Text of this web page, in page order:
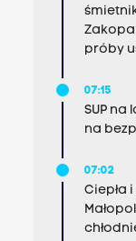
próby
07:15
SUP na
na
07:02
Ciepła